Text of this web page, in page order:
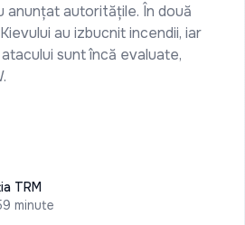
anunțat autoritățile. În două
au izbucnit incendii, iar
sunt încă evaluate,
TRM
minute